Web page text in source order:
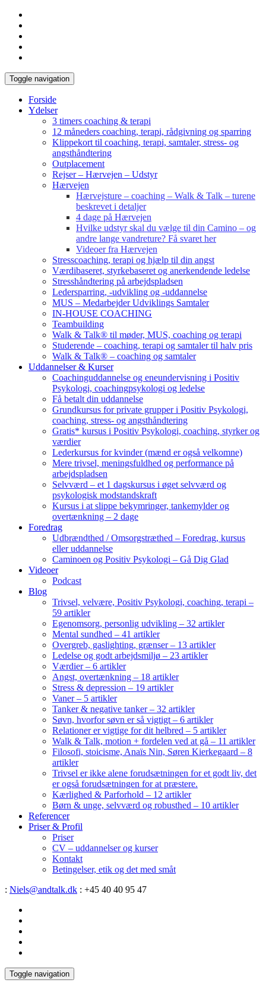
Toggle navigation
Forside
Ydelser
3 timers coaching & terapi
12 måneders coaching, terapi, rådgivning og sparring
Klippekort til coaching, terapi, samtaler, stress- og
angsthåndtering
Outplacement
Rejser – Hærvejen – Udstyr
Hærvejen
Hærvejsture – coaching – Walk & Talk – turene
beskrevet i detaljer
4 dage på Hærvejen
Hvilke udstyr skal du vælge til din Camino – og
andre lange vandreture? Få svaret her
Videoer fra Hærvejen
Stresscoaching, terapi og hjælp til din angst
Værdibaseret, styrkebaseret og anerkendende ledelse
Stresshåndtering på arbejdspladsen
Ledersparring, -udvikling og -uddannelse
MUS – Medarbejder Udviklings Samtaler
IN-HOUSE COACHING
Teambuilding
Walk & Talk® til møder, MUS, coaching og terapi
Studerende – coaching, terapi og samtaler til halv pris
Walk & Talk® – coaching og samtaler
Uddannelser & Kurser
Coachinguddannelse og eneundervisning i Positiv
Psykologi, coachingpsykologi og ledelse
Få betalt din uddannelse
Grundkursus for private grupper i Positiv Psykologi,
coaching, stress- og angsthåndtering
Gratis* kursus i Positiv Psykologi, coaching, styrker og
værdier
Lederkursus for kvinder (mænd er også velkomne)
Mere trivsel, meningsfuldhed og performance på
arbejdspladsen
Selvværd – et 1 dagskursus i øget selvværd og
psykologisk modstandskraft
Kursus i at slippe bekymringer, tankemylder og
overtænkning – 2 dage
Foredrag
Udbrændthed / Omsorgstræthed – Foredrag, kursus
eller uddannelse
Caminoen og Positiv Psykologi – Gå Dig Glad
Videoer
Podcast
Blog
Trivsel, velvære, Positiv Psykologi, coaching, terapi –
59 artikler
Egenomsorg, personlig udvikling – 32 artikler
Mental sundhed – 41 artikler
Overgreb, gaslighting, grænser – 13 artikler
Ledelse og godt arbejdsmiljø – 23 artikler
Værdier – 6 artikler
Angst, overtænkning – 18 artikler
Stress & depression – 19 artikler
Vaner – 5 artikler
Tanker & negative tanker – 32 artikler
Søvn, hvorfor søvn er så vigtigt – 6 artikler
Relationer er vigtige for dit helbred – 5 artikler
Walk & Talk, motion + fordelen ved at gå – 11 artikler
Filosofi, stoicisme, Anaïs Nin, Søren Kierkegaard – 8
artikler
Trivsel er ikke alene forudsætningen for et godt liv, det
er også forudsætningen for at præstere.
Kærlighed & Parforhold – 12 artikler
Børn & unge, selvværd og robusthed – 10 artikler
Referencer
Priser & Profil
Priser
CV – uddannelser og kurser
Kontakt
Betingelser, etik og det med småt
: Niels@andtalk.dk : +45 40 40 95 47
Toggle navigation